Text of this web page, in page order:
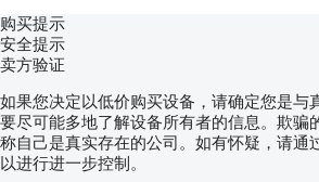
购买提示
安全提示
卖方验证
如果您决定以低价购买设备，请确定您是与
要尽可能多地了解设备所有者的信息。欺骗
称自己是真实存在的公司。如有怀疑，请通
以进行进一步控制。